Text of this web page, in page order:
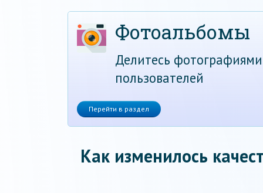
Фотоальбомы
Делитесь
пользователей
Перейти в раздел
Как изменилось